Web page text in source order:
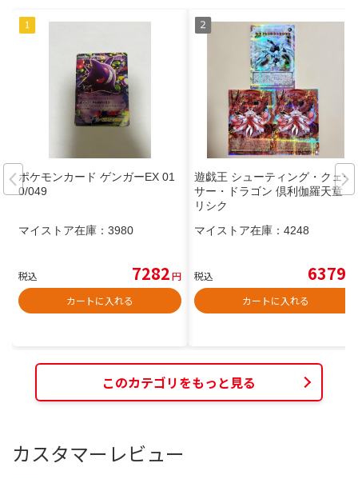
ポケモンカード ゲンガーEX 01
0/049
マイストア在庫： 3980
税込 7282円
カートに入れる
遊戯王 シューティング・クェー
サー・ドラゴン 倶利伽羅天童 プ
リシク
マイストア在庫： 4248
税込 6379
カートに入れる
このカテゴリをもっと見る
カスタマーレビュー